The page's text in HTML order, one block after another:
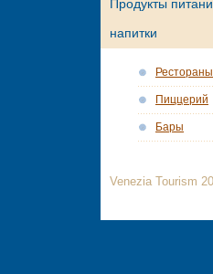
Продукты
напитки
Рестораны
Пиццерий
Бары
Venezia Tourism